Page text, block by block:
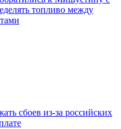
топливо между
сбоев из-за российских